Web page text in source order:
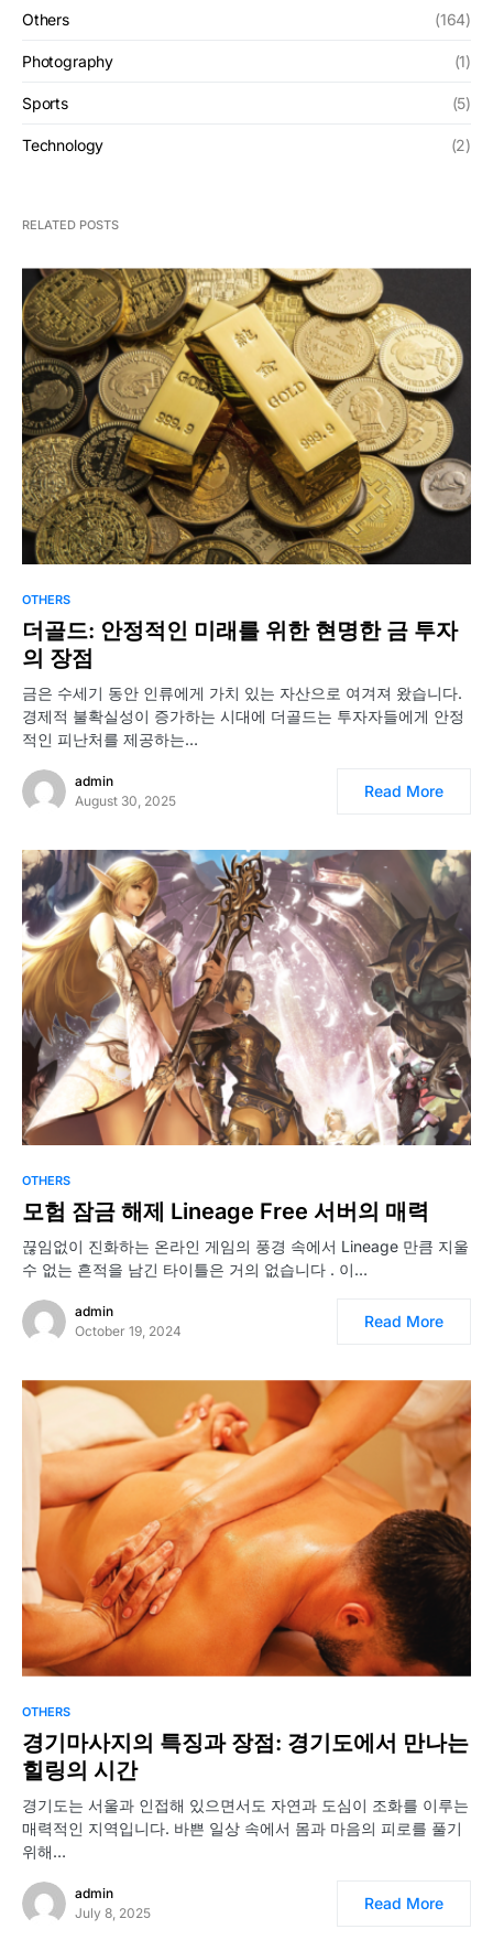
Others (164)
Photography (1)
Sports (5)
Technology (2)
RELATED POSTS
OTHERS
더골드: 안정적인 미래를 위한 현명한 금 투자
의 장점
금은 수세기 동안 인류에게 가치 있는 자산으로 여겨져 왔습니다.
경제적 불확실성이 증가하는 시대에 더골드는 투자자들에게 안정
적인 피난처를 제공하는…
admin
August 30, 2025
Read More
OTHERS
모험 잠금 해제 Lineage Free 서버의 매력
끊임없이 진화하는 온라인 게임의 풍경 속에서 Lineage 만큼 지울
수 없는 흔적을 남긴 타이틀은 거의 없습니다 . 이…
admin
October 19, 2024
Read More
OTHERS
경기마사지의 특징과 장점: 경기도에서 만나는
힐링의 시간
경기도는 서울과 인접해 있으면서도 자연과 도심이 조화를 이루는
매력적인 지역입니다. 바쁜 일상 속에서 몸과 마음의 피로를 풀기
위해…
admin
July 8, 2025
Read More